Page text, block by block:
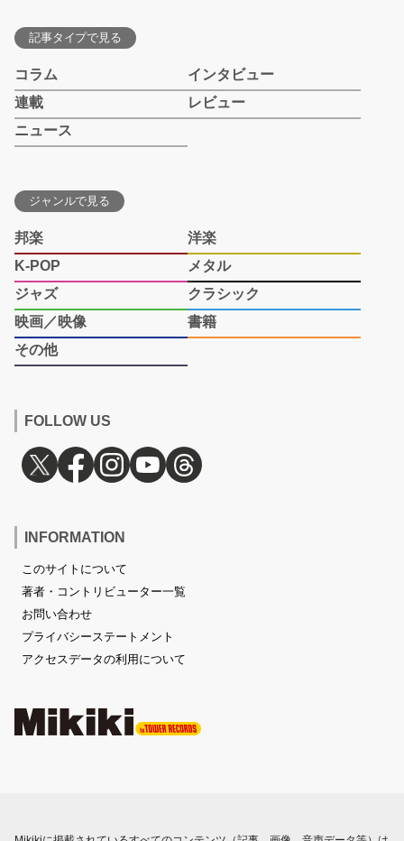
記事タイプで見る
コラム
インタビュー
連載
レビュー
ニュース
ジャンルで見る
邦楽
洋楽
K-POP
メタル
ジャズ
クラシック
映画／映像
書籍
その他
FOLLOW US
INFORMATION
このサイトについて
著者・コントリビューター一覧
お問い合わせ
プライバシーステートメント
アクセスデータの利用について